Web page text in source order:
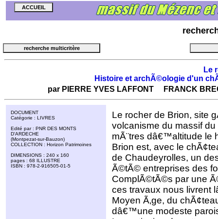
Le
Histoire et archÃ©ologie d'un
par PIERRE YVES LAFFONT FRANCK
DOCUMENT
Catégorie : LIVRES
Edité par : PNR DES MONTS
D'ARDECHE
(Montpezat-sur-Bauzon)
COLLECTION : Horizon Patrimoines
DIMENSIONS : 240 x 160
pages : 68 ILLUSTRE
ISBN : 978-2-916505-01-5
Le rocher de Brion, site
volcanisme du massif
mÃ¨tres dâ€™altitude le
Brion est, avec le
de Chaudeyrolles, un
Ã©tÃ© entreprises des
ComplÃ©tÃ©s par une
ces travaux nous livrent
Moyen Ã‚ge, du
dâ€™une modeste